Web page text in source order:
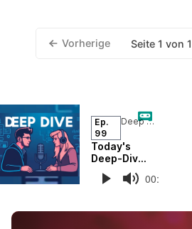
Vorherige Seite 1 von 1